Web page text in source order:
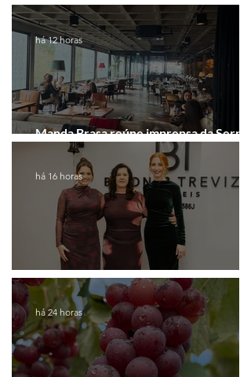
Manda Brasa reúne imprensa da Serra
Gaúcha para falar de expansão
há 12 horas
Coluna de Caxias
há 16 horas
há 24 horas